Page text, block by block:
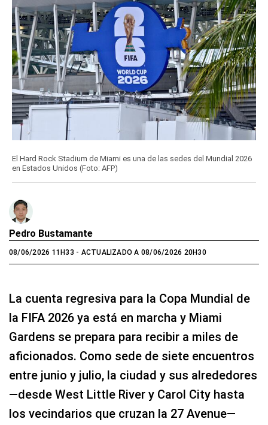
El Hard Rock Stadium de Miami es una de las sedes del Mundial 2026
en Estados Unidos (Foto: AFP)
Pedro Bustamante
08/06/2026 11H33 - ACTUALIZADO A 08/06/2026 20H30
La cuenta regresiva para la Copa Mundial de
la FIFA 2026 ya está en marcha y Miami
Gardens se prepara para recibir a miles de
aficionados. Como sede de siete encuentros
entre junio y julio, la ciudad y sus alrededores
—desde West Little River y Carol City hasta
los vecindarios que cruzan la 27 Avenue—